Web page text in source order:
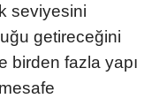
seviyesini
getireceğini
birden fazla yapı